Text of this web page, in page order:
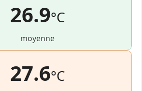
26.9°C
moyenne
27.6°C